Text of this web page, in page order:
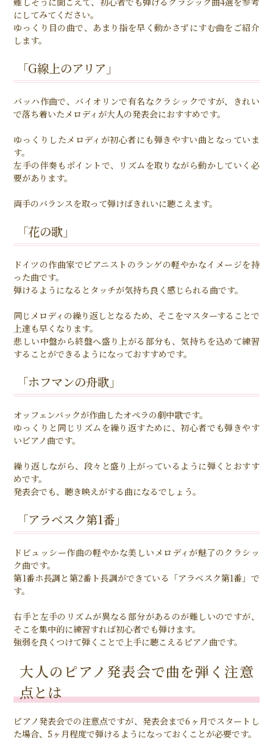
にしてみてください。
ゆっくり目の曲で、あまり指を早く動かさずにすむ曲をご紹介
します。
「G線上のアリア」
バッハ作曲で、バイオリンで有名なクラシックですが、きれい
で落ち着いたメロディが大人の発表会におすすめです。
ゆっくりしたメロディが初心者にも弾きやすい曲となっていま
す。
左手の伴奏もポイントで、リズムを取りながら動かしていく必
要があります。
両手のバランスを取って弾けばきれいに聴こえます。
「花の歌」
ドイツの作曲家でピアニストのランゲの軽やかなイメージを持
った曲です。
弾けるようになるとタッチが気持ち良く感じられる曲です。
同じメロディの繰り返しとなるため、そこをマスターすることで
上達も早くなります。
悲しい中盤から終盤へ盛り上がる部分も、気持ちを込めて練習
することができるようになっておすすめです。
「ホフマンの舟歌」
オッフェンバックが作曲したオペラの劇中歌です。
ゆっくりと同じリズムを繰り返すために、初心者でも弾きやす
いピアノ曲です。
繰り返しながら、段々と盛り上がっているように弾くとおすす
めです。
発表会でも、聴き映えがする曲になるでしょう。
「アラベスク第1番」
ドビュッシー作曲の軽やかな美しいメロディが魅了のクラシッ
ク曲です。
第1番ホ長調と第2番ト長調ができている「アラベスク第1番」で
す。
右手と左手のリズムが異なる部分があるのが難しいのですが、
そこを集中的に練習すれば初心者でも弾けます。
強弱を良くつけて弾くことで上手に聴こえるピアノ曲です。
大人のピアノ発表会で曲を弾く注意
点とは
ピアノ発表会での注意点ですが、発表会まで6ヶ月でスタートし
た場合、5ヶ月程度で弾けるようになっておくことが必要です。